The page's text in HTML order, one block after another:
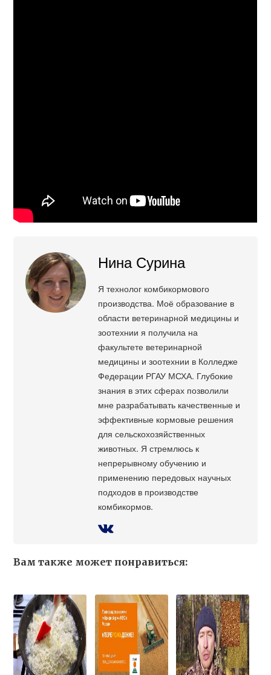
Нина Сурина
Я технолог комбикормового
производства. Моё образование в
области ветеринарной медицины и
зоотехнии я получила на
факультете ветеринарной
медицины и зоотехнии в Колледже
Федерации РГАУ МСХА. Глубокие
знания в этих сферах позволили
мне разрабатывать качественные и
эффективные кормовые решения
для сельскохозяйственных
животных. Я стремлюсь к
непрерывному обучению и
применению передовых научных
подходов в производстве
комбикормов.
Вам также может понравиться: